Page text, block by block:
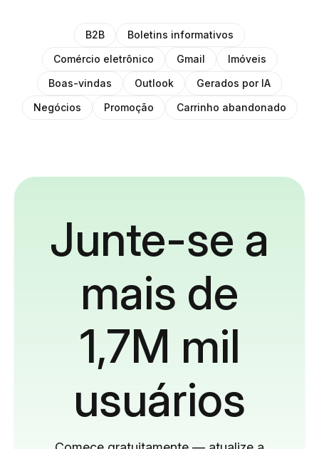
B2B
Boletins informativos
Comércio eletrônico
Gmail
Imóveis
Boas-vindas
Outlook
Gerados por IA
Negócios
Promoção Carrinho abandonado
Junte-se a
mais de
1,7M mil
usuários